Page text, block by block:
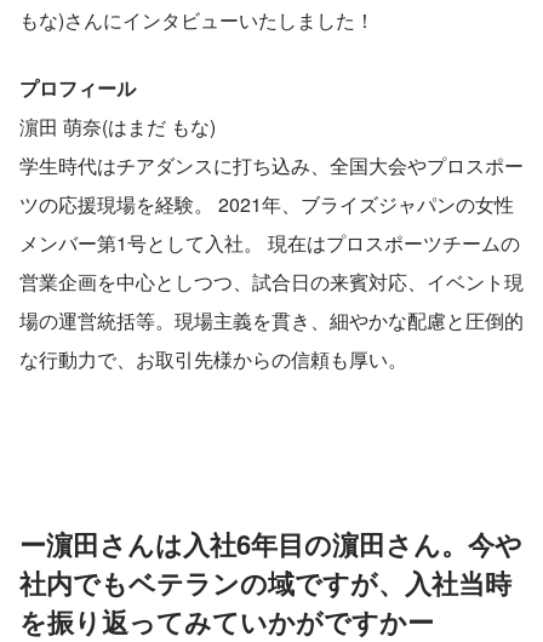
もな)さんにインタビューいたしました！
プロフィール
濵田 萌奈(はまだ もな)
学生時代はチアダンスに打ち込み、全国大会やプロスポー
ツの応援現場を経験。 2021年、ブライズジャパンの女性
メンバー第1号として入社。 現在はプロスポーツチームの
営業企画を中心としつつ、試合日の来賓対応、イベント現
場の運営統括等。現場主義を貫き、細やかな配慮と圧倒的
な行動力で、お取引先様からの信頼も厚い。
ー濵田さんは入社6年目の濵田さん。今や
社内でもベテランの域ですが、入社当時
を振り返ってみていかがですかー